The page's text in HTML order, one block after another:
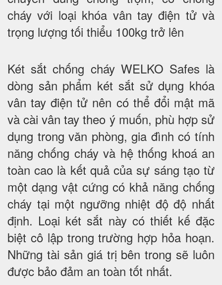
cháy với loại khóa vân tay điện tử và
trọng lượng tối thiểu 100kg trở lên
Két sắt chống cháy WELKO Safes là
dòng sản phẩm két sắt sử dụng khóa
vân tay điện tử nên có thể đổi mật mã
và cài vân tay theo ý muốn, phù hợp sử
dụng trong văn phòng, gia đình có tính
năng chống cháy và hệ thống khoá an
toàn cao là kết quả của sự sáng tạo từ
một dạng vật cứng có khả năng chống
cháy tại một ngưỡng nhiệt độ độ nhất
định. Loại két sắt này có thiết kế đặc
biệt cô lập trong trường hợp hỏa hoạn.
Những tài sản giá trị bên trong sẽ luôn
được bảo đảm an toàn tốt nhất.